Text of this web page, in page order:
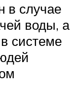
в случае
воды, а
системе